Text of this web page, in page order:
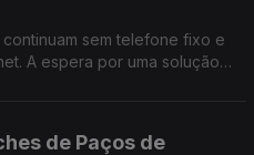
sem telefone fixo e
A espera por uma solução
de Paços de